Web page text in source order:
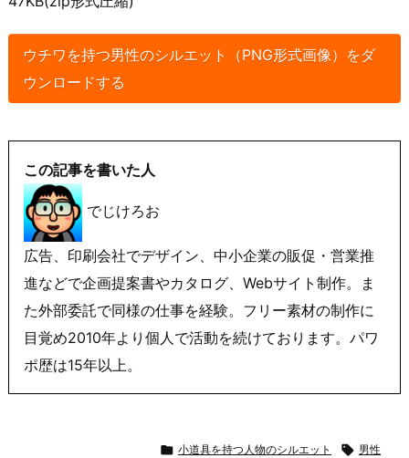
ウチワを持つ男性のシルエット（PNG形式画像）をダ
ウンロードする
この記事を書いた人
でじけろお
広告、印刷会社でデザイン、中小企業の販促・営業推
進などで企画提案書やカタログ、Webサイト制作。ま
た外部委託で同様の仕事を経験。フリー素材の制作に
目覚め2010年より個人で活動を続けております。パワ
ポ歴は15年以上。
 小道具を持つ人物のシルエット  男性